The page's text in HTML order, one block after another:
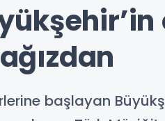
başlayan